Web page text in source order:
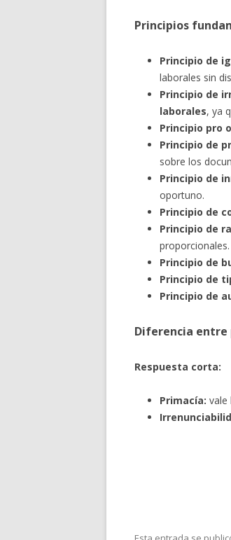
Principios
Principio de
laborales sin
Principio de
laborales, ya
Principio pro
Principio de
sobre los
Principio de
oportuno.
Principio de
Principio de
proporcionales.
Principio de
Principio de
Principio de
Diferencia entre
Respuesta corta:
Primacía: vale